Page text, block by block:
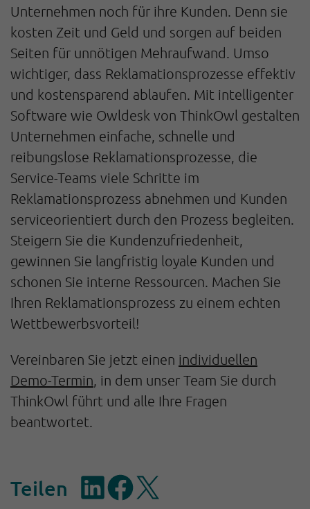
Unternehmen noch für ihre Kunden. Denn sie
kosten Zeit und Geld und sorgen auf beiden
Seiten für unnötigen Mehraufwand. Umso
wichtiger, dass Reklamationsprozesse effektiv
und kostensparend ablaufen. Mit intelligenter
Software wie Owldesk von ThinkOwl gestalten
Unternehmen einfache, schnelle und
reibungslose Reklamationsprozesse, die
Service-Teams viele Schritte im
Reklamationsprozess abnehmen und Kunden
serviceorientiert durch den Prozess begleiten.
Steigern Sie die Kundenzufriedenheit,
gewinnen Sie langfristig loyale Kunden und
schonen Sie interne Ressourcen. Machen Sie
Ihren Reklamationsprozess zu einem echten
Wettbewerbsvorteil!
Vereinbaren Sie jetzt einen individuellen
Demo-Termin, in dem unser Team Sie durch
ThinkOwl führt und alle Ihre Fragen
beantwortet.
Teilen